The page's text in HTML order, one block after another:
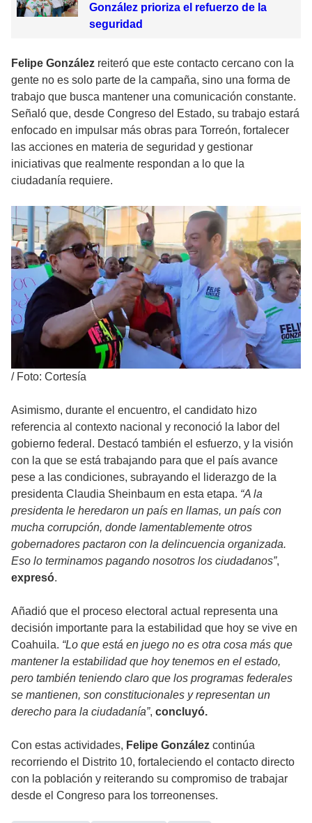
González prioriza el refuerzo de la
seguridad
Felipe González reiteró que este contacto cercano con la
gente no es solo parte de la campaña, sino una forma de
trabajo que busca mantener una comunicación constante.
Señaló que, desde Congreso del Estado, su trabajo estará
enfocado en impulsar más obras para Torreón, fortalecer
las acciones en materia de seguridad y gestionar
iniciativas que realmente respondan a lo que la
ciudadanía requiere.
/ Foto: Cortesía
Asimismo, durante el encuentro, el candidato hizo
referencia al contexto nacional y reconoció la labor del
gobierno federal. Destacó también el esfuerzo, y la visión
con la que se está trabajando para que el país avance
pese a las condiciones, subrayando el liderazgo de la
presidenta Claudia Sheinbaum en esta etapa. “A la
presidenta le heredaron un país en llamas, un país con
mucha corrupción, donde lamentablemente otros
gobernadores pactaron con la delincuencia organizada.
Eso lo terminamos pagando nosotros los ciudadanos”,
expresó.
Añadió que el proceso electoral actual representa una
decisión importante para la estabilidad que hoy se vive en
Coahuila. “Lo que está en juego no es otra cosa más que
mantener la estabilidad que hoy tenemos en el estado,
pero también teniendo claro que los programas federales
se mantienen, son constitucionales y representan un
derecho para la ciudadanía”, concluyó.
Con estas actividades, Felipe González continúa
recorriendo el Distrito 10, fortaleciendo el contacto directo
con la población y reiterando su compromiso de trabajar
desde el Congreso para los torreonenses.